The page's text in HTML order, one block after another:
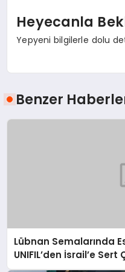
Heyecanla
Yepyeni bilgilerle dolu
Benzer
Lübnan Semalarında
UNIFIL’den İsrail’e Sert